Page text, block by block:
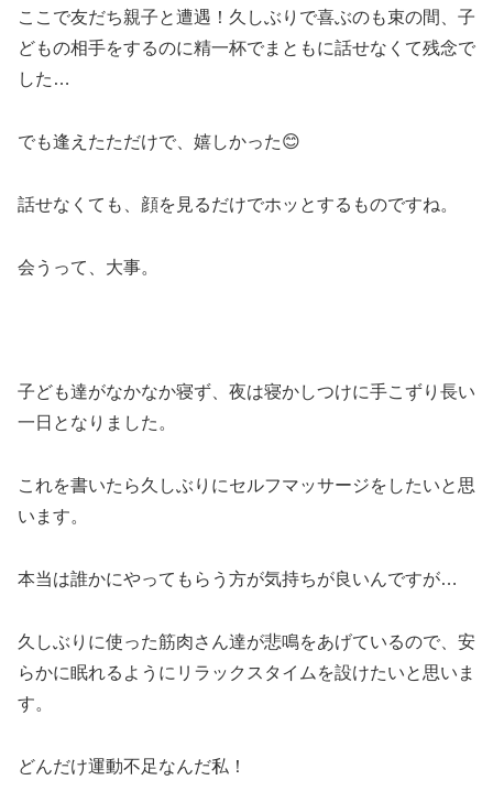
ここで友だち親子と遭遇！久しぶりで喜ぶのも束の間、子
どもの相手をするのに精一杯でまともに話せなくて残念で
した…
でも逢えたただけで、嬉しかった😊
話せなくても、顔を見るだけでホッとするものですね。
会うって、大事。
子ども達がなかなか寝ず、夜は寝かしつけに手こずり長い
一日となりました。
これを書いたら久しぶりにセルフマッサージをしたいと思
います。
本当は誰かにやってもらう方が気持ちが良いんですが…
久しぶりに使った筋肉さん達が悲鳴をあげているので、安
らかに眠れるようにリラックスタイムを設けたいと思いま
す。
どんだけ運動不足なんだ私！